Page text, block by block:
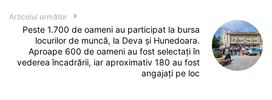
Articolul următor
Peste 1.700 de oameni au participat la bursa
locurilor de muncă, la Deva și Hunedoara.
Aproape 600 de oameni au fost selectați în
vederea încadrării, iar aproximativ 180 au fost
angajați pe loc